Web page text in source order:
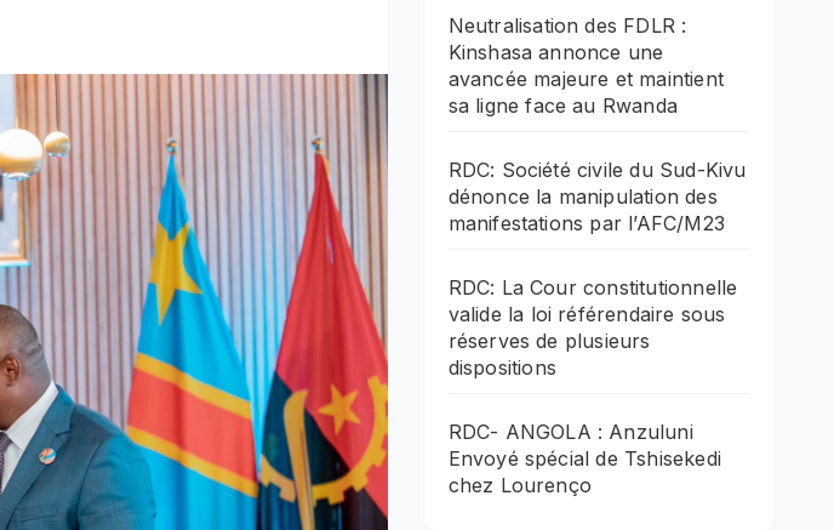
Neutralisation des FDLR :
Kinshasa annonce une
avancée majeure et maintient
sa ligne face au Rwanda
RDC: Société civile du Sud-Kivu
dénonce la manipulation des
manifestations par l’AFC/M23
RDC: La Cour constitutionnelle
valide la loi référendaire sous
réserves de plusieurs
dispositions
RDC- ANGOLA : Anzuluni
Envoyé spécial de Tshisekedi
chez Lourenço